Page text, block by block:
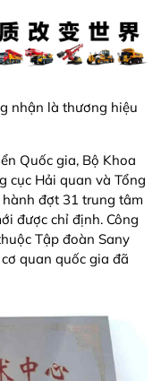
nhận là thương hiệu
Quốc gia, Bộ Khoa
cục Hải quan và Tổng
đợt 31 trung tâm
được chỉ định. Công
Tập đoàn Sany
quan quốc gia đã